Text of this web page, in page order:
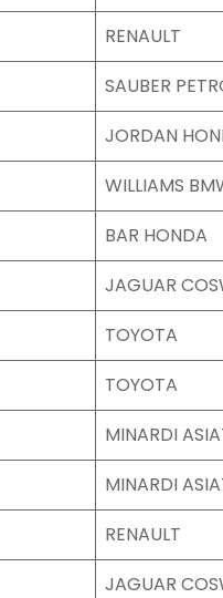
RENAULT
SAUBER
JORDAN
WILLIAMS
BAR HONDA
JAGUAR
TOYOTA
TOYOTA
MINARDI
MINARDI
RENAULT
JAGUAR